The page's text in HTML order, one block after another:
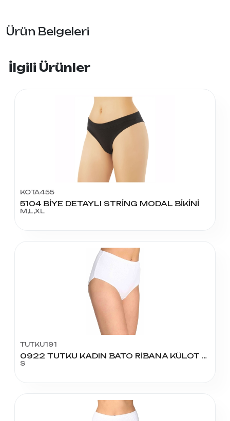
Ürün Belgeleri
İlgili Ürünler
KOTA455
5104 BİYE DETAYLI STRİNG MODAL BİKİNİ
M,L,XL
TUTKU191
0922 TUTKU KADIN BATO RİBANA KÜLOT NO:2
S